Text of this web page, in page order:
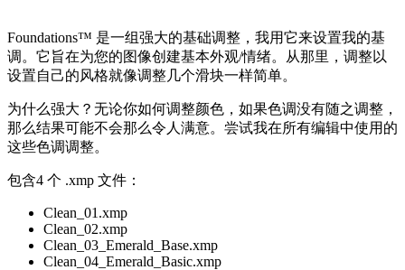
Foundations™ 是一组强大的基础调整，我用它来设置我的基
调。它旨在为您的图像创建基本外观/情绪。从那里，调整以
设置自己的风格就像调整几个滑块一样简单。
为什么强大？无论你如何调整颜色，如果色调没有随之调整，
那么结果可能不会那么令人满意。尝试我在所有编辑中使用的
这些色调调整。
包含4 个 .xmp 文件：
Clean_01.xmp
Clean_02.xmp
Clean_03_Emerald_Base.xmp
Clean_04_Emerald_Basic.xmp